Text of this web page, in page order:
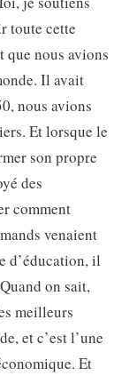
toute cette
que nous avions
Il avait
nous avions
Et lorsque le
son propre
des
comment
venaient
d’éducation, il
on sait,
meilleurs
et c’est l’une
Et